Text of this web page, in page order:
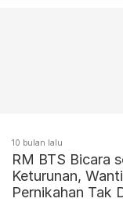
10 bulan lalu
RM BTS Bicara
Keturunan,
Pernikahan Tak